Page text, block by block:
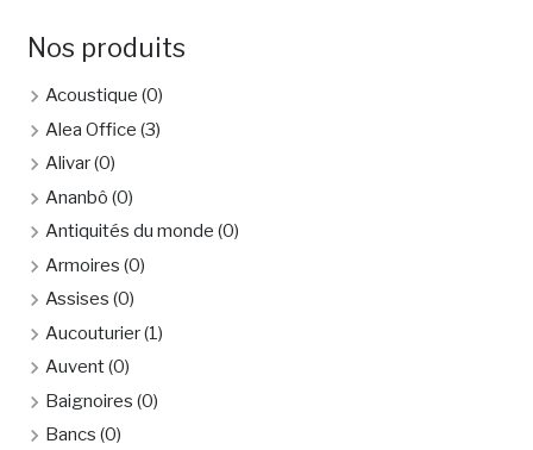
Nos produits
Acoustique (0)
Alea Office (3)
Alivar(0)
Ananbô (0)
Antiquités du monde (0)
Armoires (0)
Assises (0)
Aucouturier(1)
Auvent(0)
Baignoires (0)
Bancs (0)